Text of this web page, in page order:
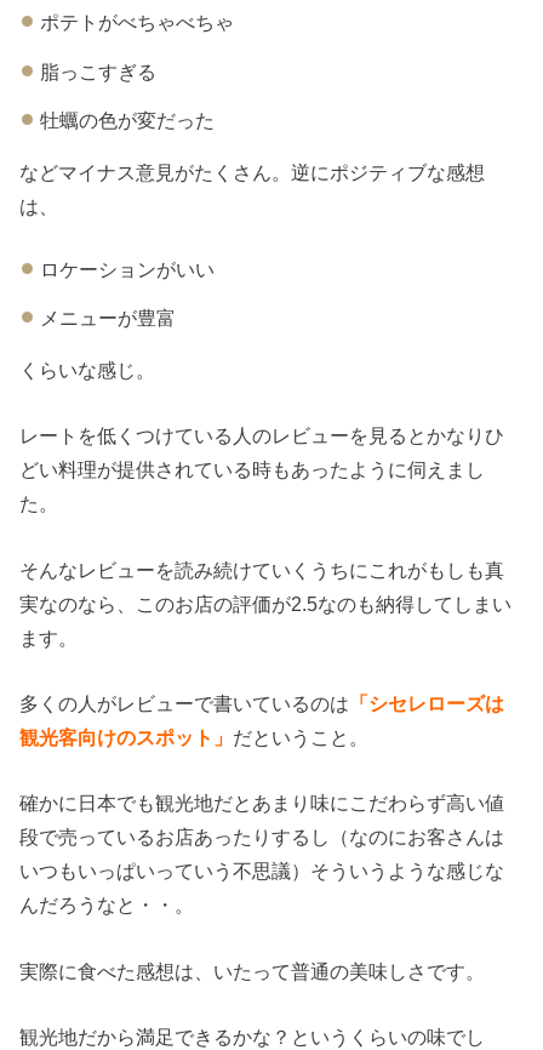
ポテトがべちゃべちゃ
脂っこすぎる
牡蠣の色が変だった
などマイナス意見がたくさん。逆にポジティブな感想
は、
ロケーションがいい
メニューが豊富
くらいな感じ。
レートを低くつけている人のレビューを見るとかなりひ
どい料理が提供されている時もあったように伺えまし
た。
そんなレビューを読み続けていくうちにこれがもしも真
実なのなら、このお店の評価が2.5なのも納得してしまい
ます。
多くの人がレビューで書いているのは 「シセレローズは
観光客向けのスポット」 だということ。
確かに日本でも観光地だとあまり味にこだわらず高い値
段で売っているお店あったりするし（なのにお客さんは
いつもいっぱいっていう不思議）そういうような感じな
んだろうなと・・。
実際に食べた感想は、いたって普通の美味しさです。
観光地だから満足できるかな？というくらいの味でし